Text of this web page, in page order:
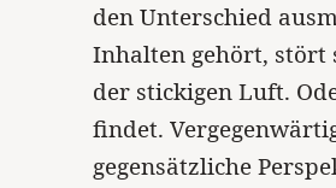
den Unterschied
Inhalten gehört, stört
der stickigen Luft.
findet.
gegensätzliche